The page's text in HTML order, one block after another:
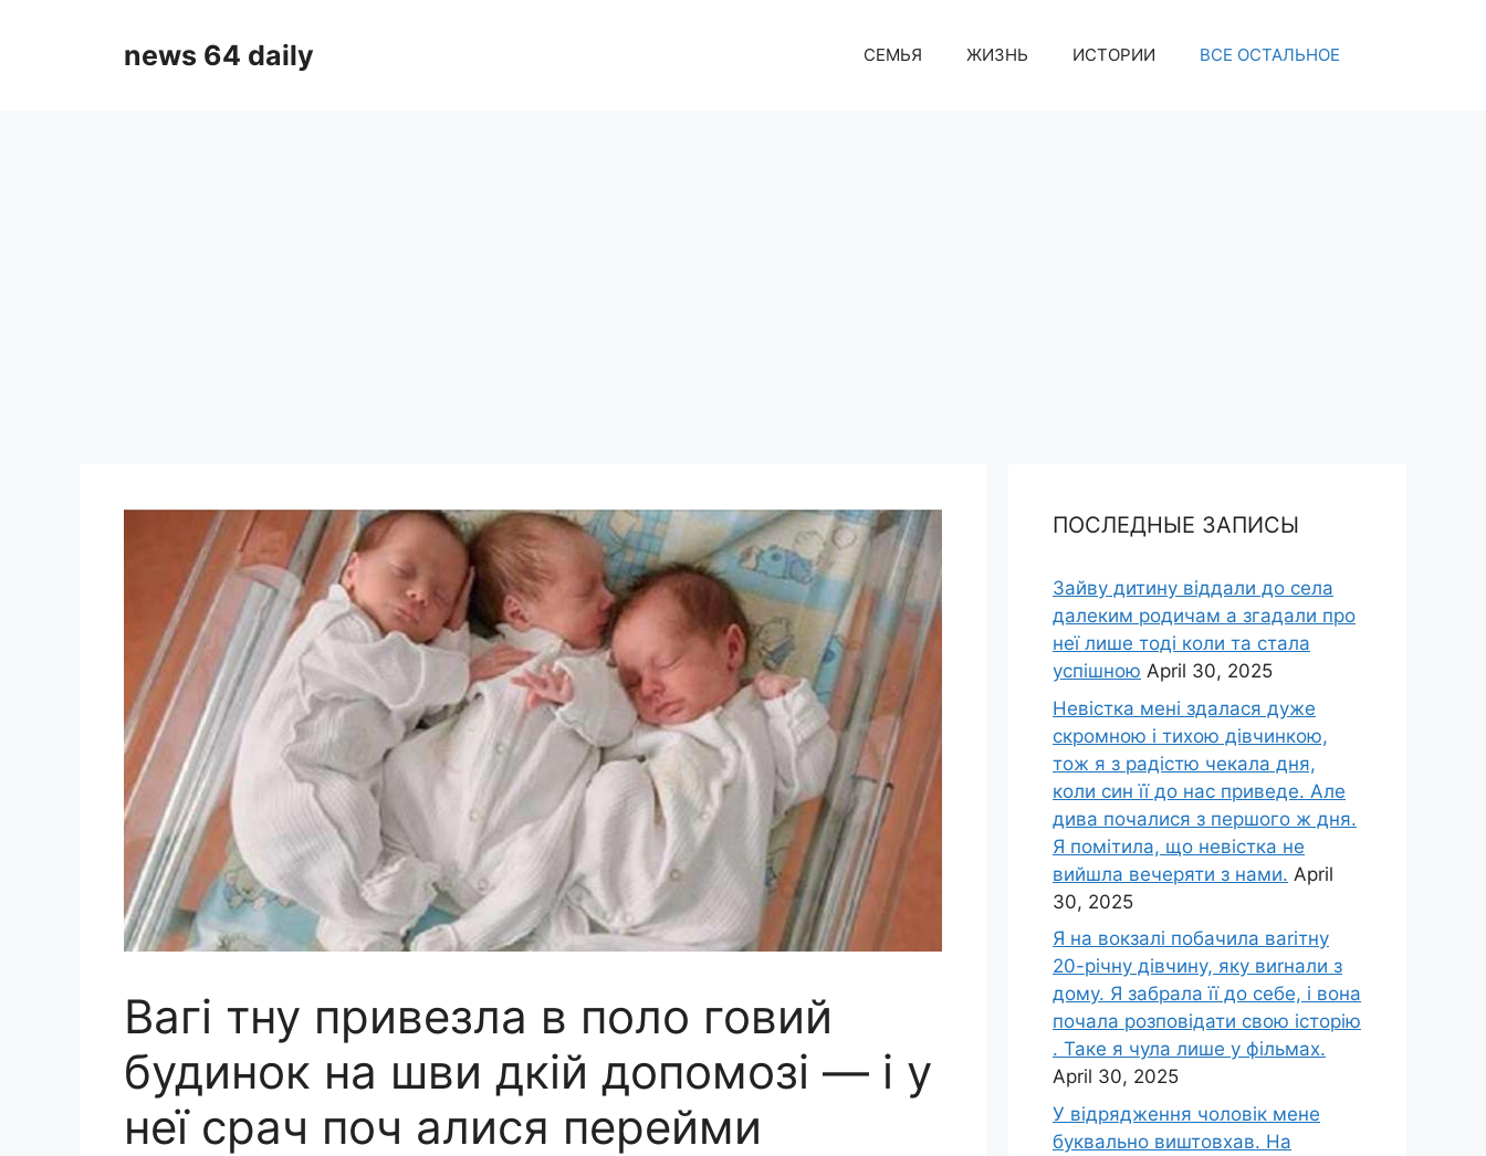
news 64 daily СЕМЬЯ ЖИЗНЬ ИСТОРИИ ВСЕ ОСТАЛЬНОЕ
Вагі тну привезла в поло говий
будинок на шви дкій допомозі — і у
неї срач поч алися перейми
ПОСЛЕДНЫЕ ЗАПИСЫ
Зайву дитину віддали до села
далеким родичам а згадали про
неї лише тоді коли та стала
успішною April 30, 2025
Невістка мені здалася дуже
скромною і тихою дівчинкою,
тож я з радістю чекала дня,
коли син її до нас приведе. Але
дива почалися з першого ж дня.
Я помітила, що невістка не
вийшла вечеряти з нами. April
30, 2025
Я на вокзалі побачила ваrітну
20-річну дівчину, яку виrнали з
дому. Я забрала її до себе, і вона
почала розповідати свою історію
. Таке я чула лише у фільмах.
April 30, 2025
У відрядження чоловік мене
буквально виштовхав. На